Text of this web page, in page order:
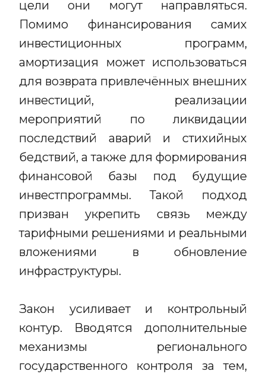
цели они могут направляться.
Помимо финансирования самих
инвестиционных программ,
амортизация может использоваться
для возврата привлечённых внешних
инвестиций, реализации
мероприятий по ликвидации
последствий аварий и стихийных
бедствий, а также для формирования
финансовой базы под будущие
инвестпрограммы. Такой подход
призван укрепить связь между
тарифными решениями и реальными
вложениями в обновление
инфраструктуры.
Закон усиливает и контрольный
контур. Вводятся дополнительные
механизмы регионального
государственного контроля за тем,